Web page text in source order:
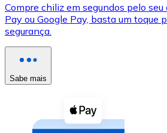
XRP
XRP
Ver tudo
Cupons cripto
Compre criptomoedas com
Compre chiliz em segundos pelo seu
Pay ou Google Pay, basta um toque
segurança.
Sabe mais